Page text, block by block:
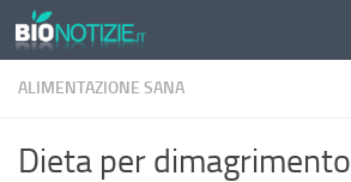
Sotto il contenuto
ALIMENTAZIONE SANA
Dieta per dimagrimento